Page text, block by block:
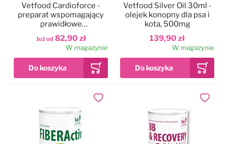
Już od 82,90 zł
Vetfood Cardioforce -
preparat wspomagający
prawidłowe
funkcjonowanie pracy
serca, dla psa, kota, fretek
i szczurówW magazynie
139,90 zł
Vetfood Silver Oil 30ml -
olejek konopny dla psa i
kota, 500mg
W magazynie
Dodaj do ulubionych Dodaj